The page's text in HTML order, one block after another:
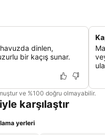
dinlen,
bir kaçış sunar.
ve %100 doğru olmayabilir.
karşılaştır
yerleri